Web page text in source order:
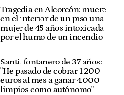
Tragedia en Alcorcón: muere
en el interior de un piso una
mujer de 45 años intoxicada
por el humo de un incendio
Santi, fontanero de 37 años:
"He pasado de cobrar 1.200
euros al mes a ganar 4.000
limpios como autónomo"